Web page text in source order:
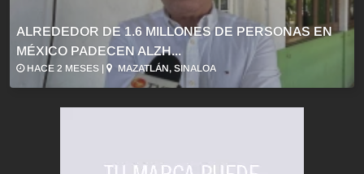
ALREDEDOR DE 1.6 MILLONES DE PERSONAS EN
MÉXICO PADECEN ALZH...
HACE 2 MESES | MAZATLÁN, SINALOA